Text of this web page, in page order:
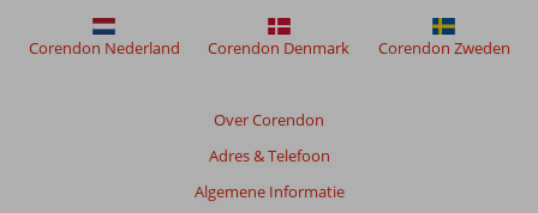
Over Corendon
Adres & Telefoon
Algemene Informatie
Corendon Nederland Corendon Denmark Corendon Zweden